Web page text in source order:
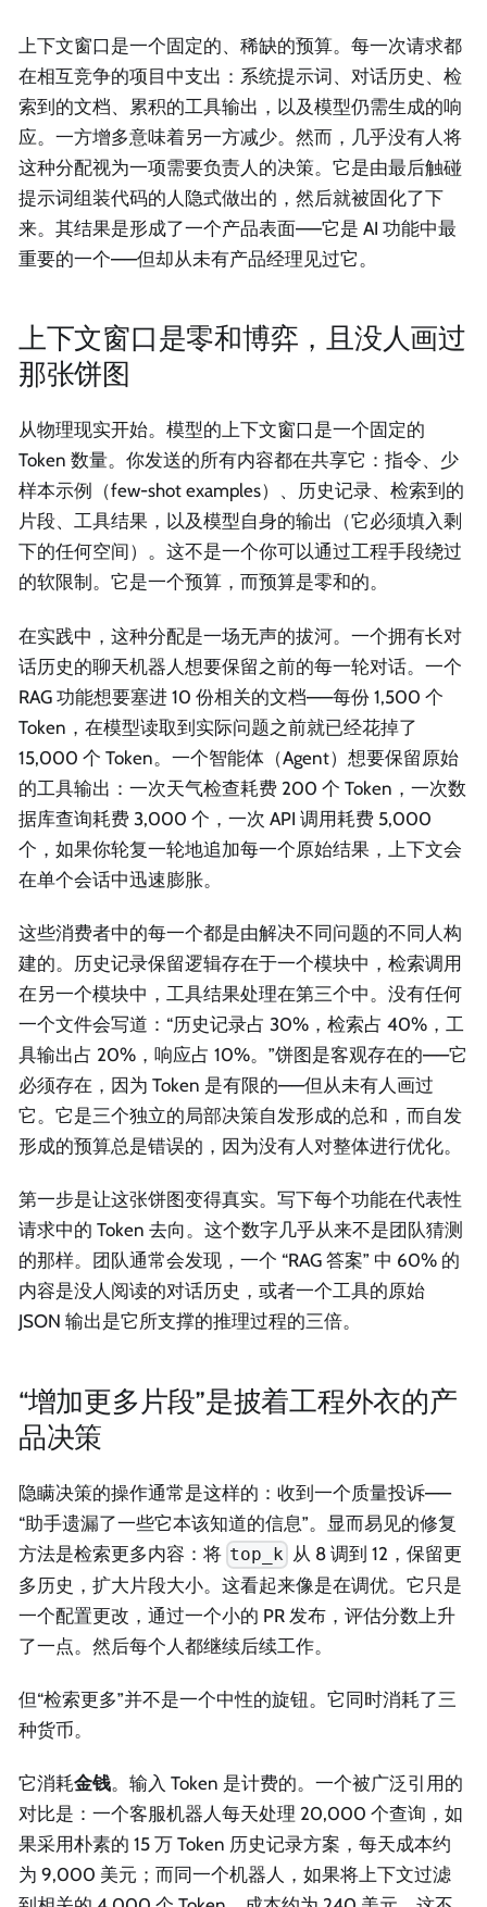
上下文窗口是一个固定的、稀缺的预算。每一次请求都
在相互竞争的项目中支出：系统提示词、对话历史、检
索到的文档、累积的工具输出，以及模型仍需生成的响
应。一方增多意味着另一方减少。然而，几乎没有人将
这种分配视为一项需要负责人的决策。它是由最后触碰
提示词组装代码的人隐式做出的，然后就被固化了下
来。其结果是形成了一个产品表面——它是 AI 功能中最
重要的一个——但却从未有产品经理见过它。
上下文窗口是零和博弈，且没人画过
那张饼图
从物理现实开始。模型的上下文窗口是一个固定的
Token 数量。你发送的所有内容都在共享它：指令、少
样本示例（few-shot examples）、历史记录、检索到的
片段、工具结果，以及模型自身的输出（它必须填入剩
下的任何空间）。这不是一个你可以通过工程手段绕过
的软限制。它是一个预算，而预算是零和的。
在实践中，这种分配是一场无声的拔河。一个拥有长对
话历史的聊天机器人想要保留之前的每一轮对话。一个
RAG 功能想要塞进 10 份相关的文档——每份 1,500 个
Token，在模型读取到实际问题之前就已经花掉了
15,000 个 Token。一个智能体（Agent）想要保留原始
的工具输出：一次天气检查耗费 200 个 Token，一次数
据库查询耗费 3,000 个，一次 API 调用耗费 5,000
个，如果你轮复一轮地追加每一个原始结果，上下文会
在单个会话中迅速膨胀。
这些消费者中的每一个都是由解决不同问题的不同人构
建的。历史记录保留逻辑存在于一个模块中，检索调用
在另一个模块中，工具结果处理在第三个中。没有任何
一个文件会写道：“历史记录占 30%，检索占 40%，工
具输出占 20%，响应占 10%。”饼图是客观存在的——它
必须存在，因为 Token 是有限的——但从未有人画过
它。它是三个独立的局部决策自发形成的总和，而自发
形成的预算总是错误的，因为没有人对整体进行优化。
第一步是让这张饼图变得真实。写下每个功能在代表性
请求中的 Token 去向。这个数字几乎从来不是团队猜测
的那样。团队通常会发现，一个 “RAG 答案” 中 60% 的
内容是没人阅读的对话历史，或者一个工具的原始
JSON 输出是它所支撑的推理过程的三倍。
“增加更多片段”是披着工程外衣的产
品决策
隐瞒决策的操作通常是这样的：收到一个质量投诉——
“助手遗漏了一些它本该知道的信息”。显而易见的修复
方法是检索更多内容：将 top_k 从 8 调到 12，保留更
多历史，扩大片段大小。这看起来像是在调优。它只是
一个配置更改，通过一个小的 PR 发布，评估分数上升
了一点。然后每个人都继续后续工作。
但“检索更多”并不是一个中性的旋钮。它同时消耗了三
种货币。
它消耗金钱。输入 Token 是计费的。一个被广泛引用的
对比是：一个客服机器人每天处理 20,000 个查询，如
果采用朴素的 15 万 Token 历史记录方案，每天成本约
为 9,000 美元；而同一个机器人，如果将上下文过滤